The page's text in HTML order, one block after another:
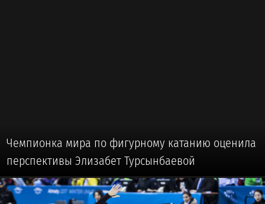
Чемпионка мира по фигурному катанию оценила
перспективы Элизабет Турсынбаевой
🏅 #ДРУГИЕ